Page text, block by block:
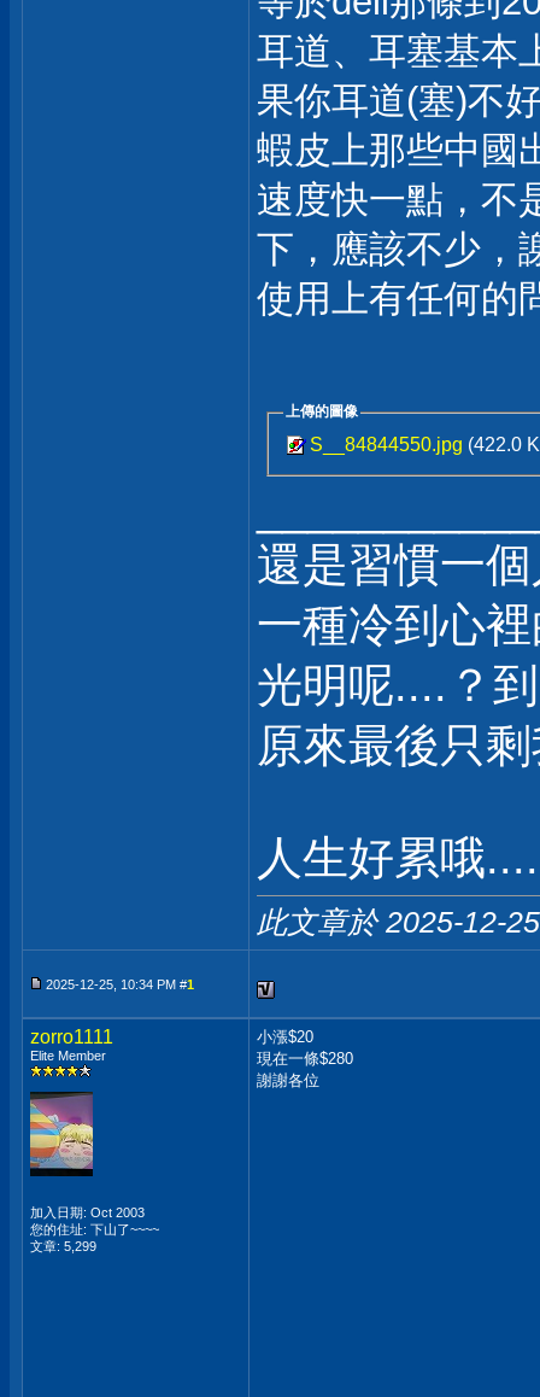
耳道、耳塞基本
果你耳道(塞)不
蝦皮上那些中國
速度快一點，不
下，應該不少，
使用上有任何的
上傳的圖像
S__84844550.jpg (422.0
還是習慣一
一種冷到心
光明呢....？
原來最後只
人生好累哦
此文章於 2025-12-
2025-12-25, 10:34 PM #1
zorro1111
Elite Member
加入日期: Oct 2003
您的住址: 下山了~~~~
文章: 5,299
小漲$20
現在一條$280
謝謝各位